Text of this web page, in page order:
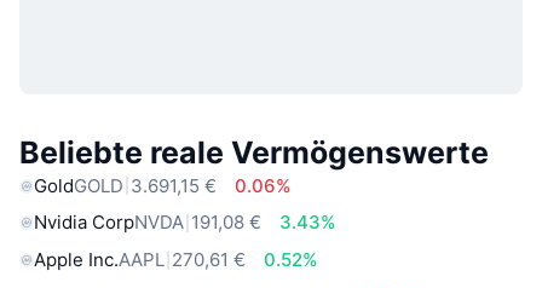
Beliebte reale Vermögenswerte
GoldGOLD 3.691,15 €
0.06%
Nvidia CorpNVDA 191,08 €
3.43%
Apple Inc.AAPL 270,61 €
0.52%